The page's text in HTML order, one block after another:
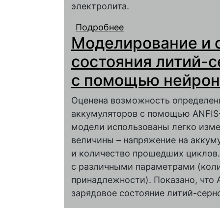
электролита.
Подробнее
на основе
электрохимических
Моделирование и
состояния литий-
с помощью
Оценена возможность
аккумуляторов с помощью
модели использованы легко
величины – напряжение на
и количество прошедших
с различными параметрами
принадлежности). Показано, что
зарядовое состояние литий-